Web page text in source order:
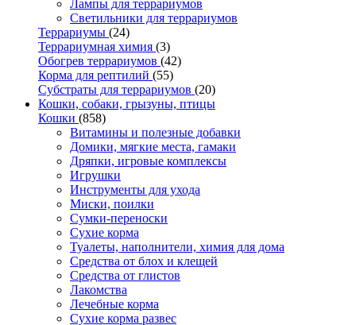
Лампы для террариумов
Светильники для террариумов
Террариумы (24)
Террариумная химия (3)
Обогрев террариумов (42)
Корма для рептилий (55)
Субстраты для террариумов (20)
Кошки, собаки, грызуны, птицы
Кошки (858)
Витамины и полезные добавки
Домики, мягкие места, гамаки
Дряпки, игровые комплексы
Игрушки
Инструменты для ухода
Миски, поилки
Сумки-переноски
Сухие корма
Туалеты, наполнители, химия для дома
Средства от блох и клещей
Средства от глистов
Лакомства
Лечебные корма
Сухие корма развес